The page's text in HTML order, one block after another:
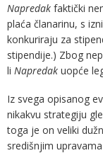
Napredak faktički
plaća članarinu, s
konkuriraju za
stipendije.) Zbog
li Napredak uopće
Iz svega opisanog
nikakvu strategiju
toga je on veliki
središnjim